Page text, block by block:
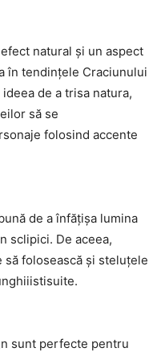
natural și un aspect
în tendințele Craciunului
de a trisa natura,
să se
folosind accente
de a înfățișa lumina
sclipici. De aceea,
folosească și steluțele
sunt perfecte pentru